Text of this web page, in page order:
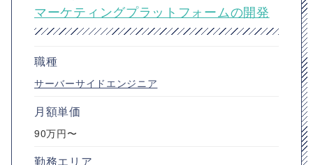
マーケティングプラットフォームの開発
職種
サーバーサイドエンジニア
月額単価
90万円〜
勤務エリア